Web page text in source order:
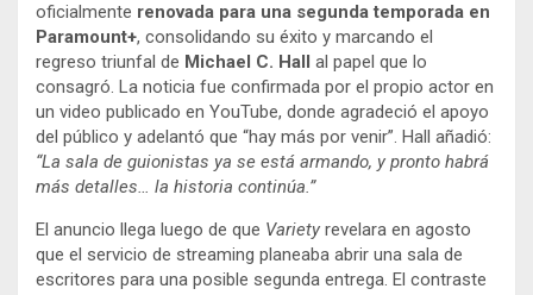
oficialmente renovada para una segunda temporada en
Paramount+, consolidando su éxito y marcando el
regreso triunfal de Michael C. Hall
al papel que lo
consagró. La noticia fue confirmada por el propio actor en
un video publicado en YouTube, donde agradeció el apoyo
del público y adelantó que “hay más por venir”. Hall añadió:
“La sala de guionistas ya se está armando, y pronto habrá
más detalles… la historia continúa.”
El anuncio llega luego de que Variety revelara en agosto
que el servicio de streaming planeaba abrir una sala de
escritores para una posible segunda entrega. El contraste